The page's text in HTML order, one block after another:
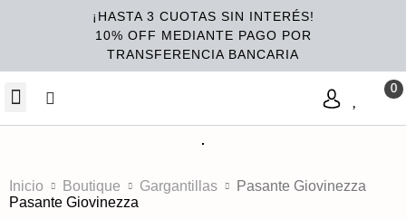
¡HASTA 3 CUOTAS SIN INTERÉS!
10% OFF MEDIANTE PAGO POR
TRANSFERENCIA BANCARIA
Inicio Boutique Gargantillas
Pasante Giovinezza
Pasante Giovinezza